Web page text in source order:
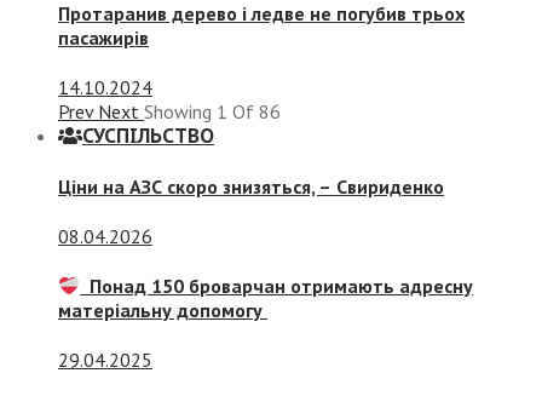
Протаранив дерево і ледве не погубив трьох
пасажирів
14.10.2024
Prev Next Showing 1 Of 86
СУСПIЛЬСТВО
Ціни на АЗС скоро знизяться, – Свириденко
08.04.2026
Понад 150 броварчан отримають адресну
матеріальну допомогу
29.04.2025